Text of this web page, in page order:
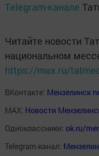
Telegram-канале
Читайте новости
национальном
https://max.ru/
ВКонтакте: Мензелинск
MAX: Новости
Одноклассники: ok.ru/
Telegram-канал: